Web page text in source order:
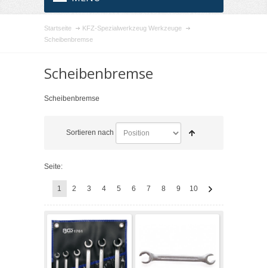
Startseite
KFZ-Spezialwerkzeug Werkzeuge
Scheibenbremse
Scheibenbremse
Scheibenbremse
Sortieren nach
Seite:
1 2 3 4 5 6 7 8 9 10